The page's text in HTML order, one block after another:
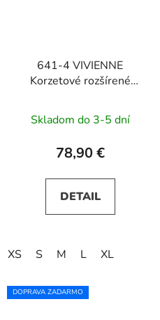
641-4 VIVIENNE
Korzetové rozšírené
béžové
Skladom do 3-5 dní
78,90 €
DETAIL
XS S M L XL
DOPRAVA ZADARMO